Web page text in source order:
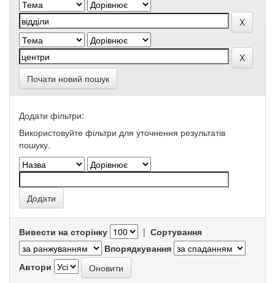
Почати новий пошук
Додати фільтри:
Використовуйте фільтри для уточнення результатів
пошуку.
Вивести на сторінку | Сортування
Впорядкування
Автори